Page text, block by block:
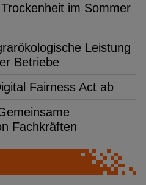
im Sommer
Leistung
Betriebe
Fairness Act ab
Fachkräften